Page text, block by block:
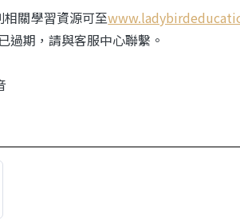
相關學習資源可至
過期，請與客服中心聯繫。